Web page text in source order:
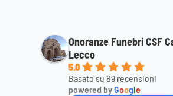
Onoranze Funebri CSF
Lecco
5.0
Basato su 89 recensioni
powered byGoogle